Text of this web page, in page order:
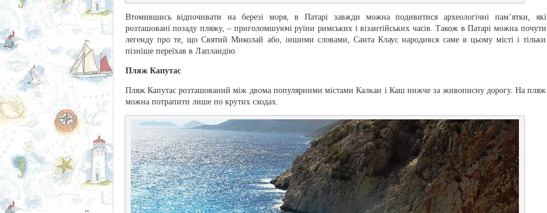
Втомившись відпочивати на березі моря, в Патарі завжди можна подивитися археологічні пам’ятки, які
розташовані позаду пляжу, – приголомшуючі руїни римських і візантійських часів. Також в Патарі можна почути
легенду про те, що Святий Миколай або, іншими словами, Санта Клаус народився саме в цьому місті і тільки
пізніше переїхав в Лапландію.
Пляж Капутас
Пляж Капутас розташований між двома популярними містами Калкан і Каш нижче за живописну дорогу. На пляж
можна потрапити лише по крутих сходах.